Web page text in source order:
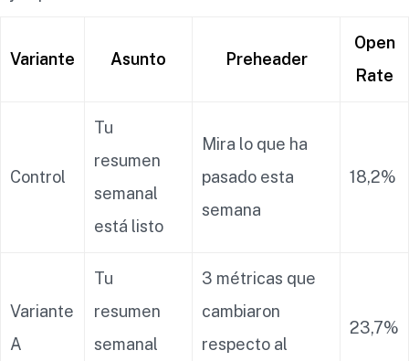
Variante Asunto Preheader
Open
Rate
Control
Tu
resumen
semanal
está listo
Mira lo que ha
pasado esta
semana
18,2%
Variante
A
Tu
resumen
semanal
3 métricas que
cambiaron
respecto al
23,7%